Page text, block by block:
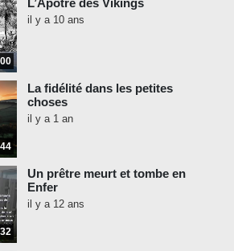
L’Apôtre des Vikings
il y a 10 ans
La fidélité dans les petites
choses
il y a 1 an
Un prêtre meurt et tombe en
Enfer
il y a 12 ans